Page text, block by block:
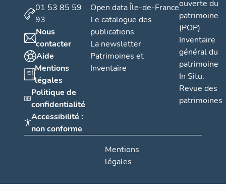
01 53 85 59
93
Nous
contacter
Aide
Mentions
légales
Politique de
confidentialité
Accessibilité :
non conforme
Open data Île-de-France
Le catalogue des
publications
La newsletter
Patrimoines et
Inventaire
ouverte du
patrimoine
(POP)
Inventaire
général du
patrimoine
In Situ.
Revue des
patrimoines
Mentions
légales